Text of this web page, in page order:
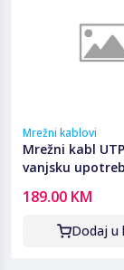
Mrežni kablovi
Mrežni kabl
vanjsku
189.00 KM
Dodaj u